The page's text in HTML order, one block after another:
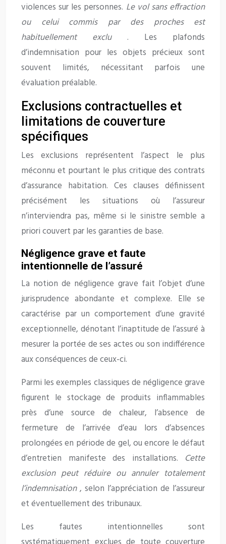
violences sur les personnes. Le vol sans effraction
ou celui commis par des proches est
habituellement exclu . Les plafonds
d’indemnisation pour les objets précieux sont
souvent limités, nécessitant parfois une
évaluation préalable.
Exclusions contractuelles et
limitations de couverture
spécifiques
Les exclusions représentent l’aspect le plus
méconnu et pourtant le plus critique des contrats
d’assurance habitation. Ces clauses définissent
précisément les situations où l’assureur
n’interviendra pas, même si le sinistre semble a
priori couvert par les garanties de base.
Négligence grave et faute
intentionnelle de l’assuré
La notion de négligence grave fait l’objet d’une
jurisprudence abondante et complexe. Elle se
caractérise par un comportement d’une gravité
exceptionnelle, dénotant l’inaptitude de l’assuré à
mesurer la portée de ses actes ou son indifférence
aux conséquences de ceux-ci.
Parmi les exemples classiques de négligence grave
figurent le stockage de produits inflammables
près d’une source de chaleur, l’absence de
fermeture de l’arrivée d’eau lors d’absences
prolongées en période de gel, ou encore le défaut
d’entretien manifeste des installations. Cette
exclusion peut réduire ou annuler totalement
l’indemnisation, selon l’appréciation de l’assureur
et éventuellement des tribunaux.
Les fautes intentionnelles sont